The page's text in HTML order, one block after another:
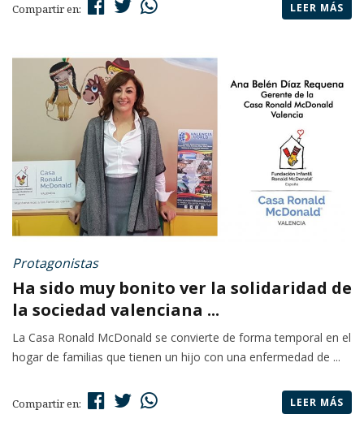
Compartir en: LEER MÁS
Protagonistas
Ha sido muy bonito ver la solidaridad de
la sociedad valenciana ...
La Casa Ronald McDonald se convierte de forma temporal en el
hogar de familias que tienen un hijo con una enfermedad de ...
Compartir en: LEER MÁS